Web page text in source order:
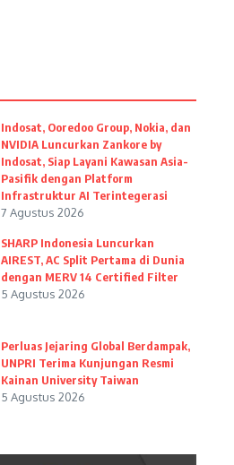
Indosat, Ooredoo Group, Nokia, dan
NVIDIA Luncurkan Zankore by
Indosat, Siap Layani Kawasan Asia-
Pasifik dengan Platform
Infrastruktur AI Terintegerasi
7 Agustus 2026
SHARP Indonesia Luncurkan
AIREST, AC Split Pertama di Dunia
dengan MERV 14 Certified Filter
5 Agustus 2026
Perluas Jejaring Global Berdampak,
UNPRI Terima Kunjungan Resmi
Kainan University Taiwan
5 Agustus 2026